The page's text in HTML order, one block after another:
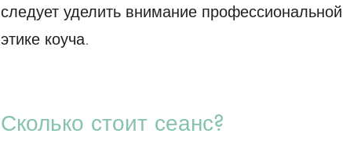
следует уделить внимание профессиональной
этике коуча.
Сколько стоит сеанс?